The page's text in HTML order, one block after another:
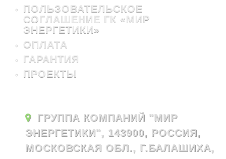
ПОЛЬЗОВАТЕЛЬСКОЕ
СОГЛАШЕНИЕ ГК «МИР
ЭНЕРГЕТИКИ»
ОПЛАТА
ГАРАНТИЯ
ПРОЕКТЫ
ГРУППА КОМПАНИЙ "МИР
ЭНЕРГЕТИКИ", 143900, РОССИЯ,
МОСКОВСКАЯ ОБЛ., Г.БАЛАШИХА,